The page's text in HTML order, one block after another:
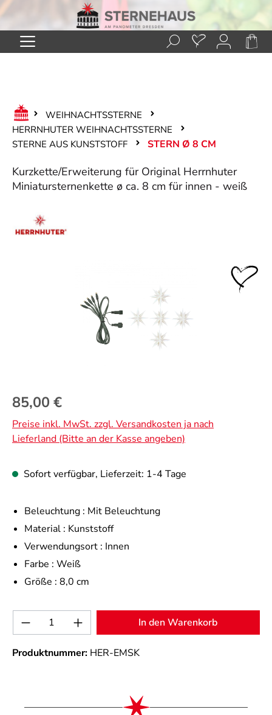
Zum Hauptinhalt springen
WEIHNACHTSSTERNE
HERRNHUTER WEIHNACHTSSTERNE
STERNE AUS KUNSTSTOFF
STERN Ø 8 CM
Kurzkette/Erweiterung für Original Herrnhuter
Miniatursternenkette ø ca. 8 cm für innen - weiß
Regulärer Preis:
85,00 €
Preise inkl. MwSt. zzgl. Versandkosten ja nach
Lieferland (Bitte an der Kasse angeben)
Sofort verfügbar, Lieferzeit: 1-4 Tage
Beleuchtung : Mit Beleuchtung
Material : Kunststoff
Verwendungsort : Innen
Farbe : Weiß
Größe : 8,0 cm
Produkt Anzahl: Gib den gewünschten
In den Warenkorb
Produktnummer: HER-EMSK